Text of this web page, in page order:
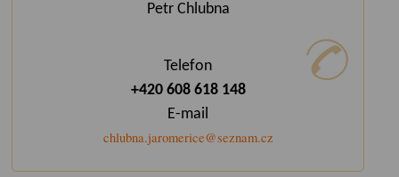
Petr Chlubna
Telefon
+420 608 618 148
E-mail
chlubna.jaromerice@seznam.cz